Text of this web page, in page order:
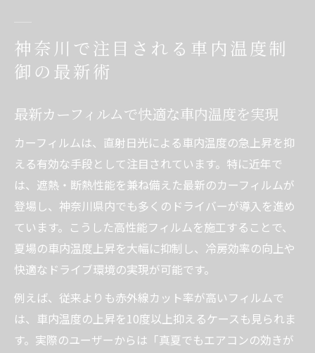
神奈川で注目される車内温度制
御の最新術
最新カーフィルムで快適な車内温度を実現
カーフィルムは、直射日光による車内温度の急上昇を抑
える有効な手段として注目されています。特に近年で
は、遮熱・断熱性能を兼ね備えた最新のカーフィルムが
登場し、神奈川県内でも多くのドライバーが導入を進め
ています。こうした高性能フィルムを施工することで、
夏場の車内温度上昇を大幅に抑制し、冷房効率の向上や
快適なドライブ環境の実現が可能です。
例えば、従来よりも赤外線カット率が高いフィルムで
は、車内温度の上昇を10度以上抑えるケースも見られま
す。実際のユーザーからは「真夏でもエアコンの効きが